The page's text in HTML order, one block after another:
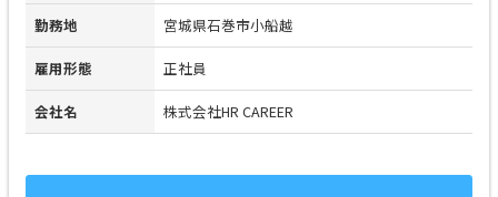
勤務地 宮城県石巻市小船越
雇用形態 正社員
会社名 株式会社HR CAREER